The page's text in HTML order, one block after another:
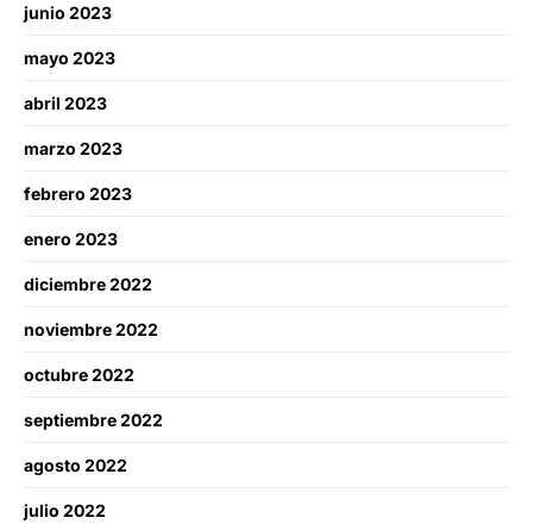
junio 2023
mayo 2023
abril 2023
marzo 2023
febrero 2023
enero 2023
diciembre 2022
noviembre 2022
octubre 2022
septiembre 2022
agosto 2022
julio 2022